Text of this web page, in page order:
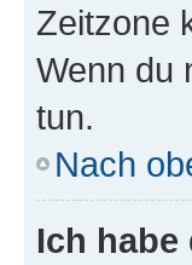
Zeitzone
Wenn du
tun.
Nach
Ich